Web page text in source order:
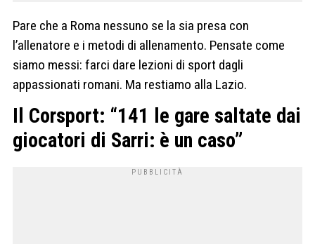
Pare che a Roma nessuno se la sia presa con
l’allenatore e i metodi di allenamento. Pensate come
siamo messi: farci dare lezioni di sport dagli
appassionati romani. Ma restiamo alla Lazio.
Il Corsport: “141 le gare saltate dai
giocatori di Sarri: è un caso”